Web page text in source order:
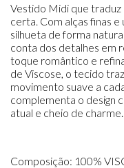
Vestido Midi que traduz
certa. Com alças finas
silhueta de forma
conta dos detalhes em
toque romântico e
de Viscose, o tecido
movimento suave a
complementa o design
atual e cheio de charme.
Composição: 100%